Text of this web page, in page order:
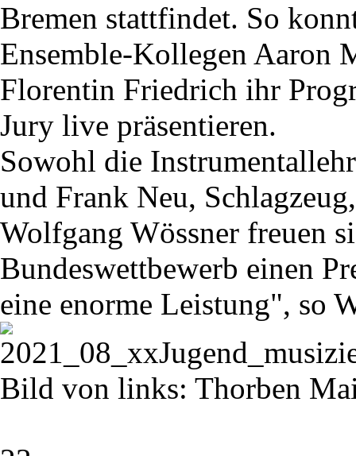
Bremen stattfindet. So
Ensemble-Kollegen Aaron
Florentin Friedrich ihr
Jury live präsentieren.
Sowohl die
und Frank Neu,
Wolfgang Wössner freuen
Bundeswettbewerb einen
eine enorme Leistung", so
Bild von links: Thorben